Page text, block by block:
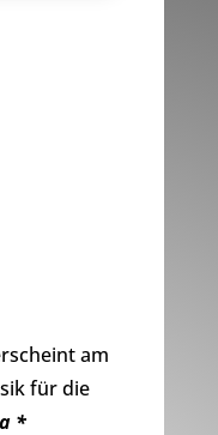
am
für die
*